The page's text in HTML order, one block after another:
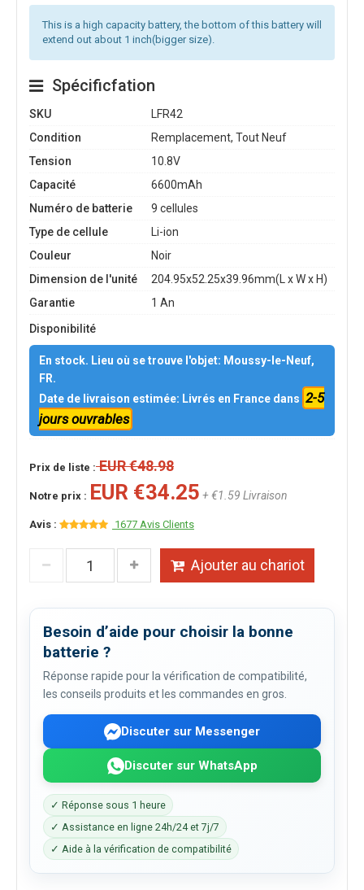
This is a high capacity battery, the bottom of this battery will
extend out about 1 inch(bigger size).
Spécificfation
SKU
LFR42
Condition
Remplacement, Tout Neuf
Tension
10.8V
Capacité
6600mAh
Numéro de batterie
9 cellules
Type de cellule
Li-ion
Couleur
Noir
Dimension de l'unité
204.95x52.25x39.96mm(L x W x H)
Garantie
1 An
Disponibilité
En stock. Lieu où se trouve l'objet: Moussy-le-Neuf,
FR.
Date de livraison estimée: Livrés en France dans 2-5
jours ouvrables
Prix de liste :EUR €48.98
Notre prix : EUR €34.25 + €1.59 Livraison
Avis : 1677 Avis Clients
Ajouter au chariot
Besoin d’aide pour choisir la bonne
batterie ?
Réponse rapide pour la vérification de compatibilité,
les conseils produits et les commandes en gros.
Discuter sur Messenger
Discuter sur WhatsApp
✓ Réponse sous 1 heure
✓ Assistance en ligne 24h/24 et 7j/7
✓ Aide à la vérification de compatibilité